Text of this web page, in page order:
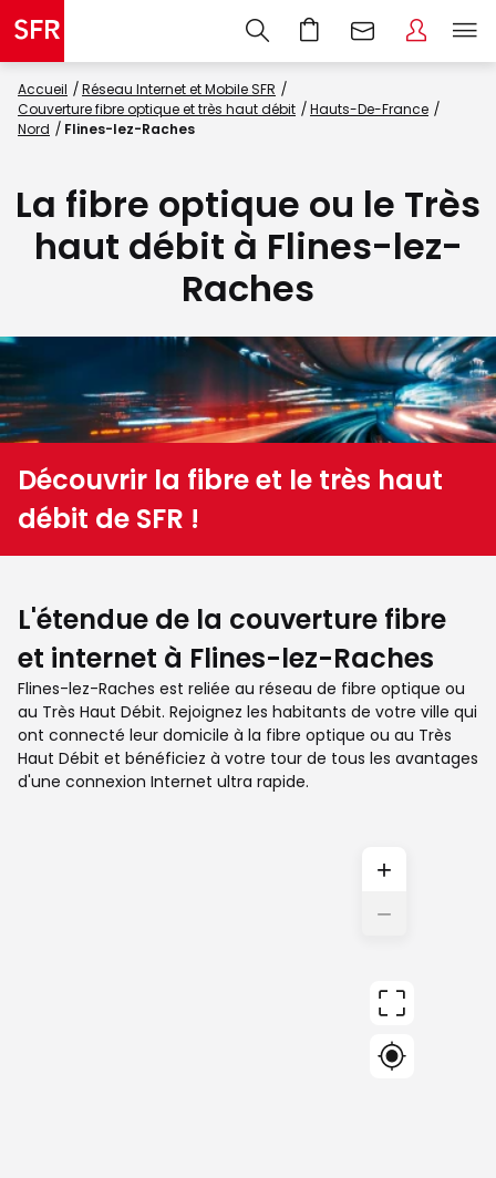
Accueil
Réseau Internet et Mobile SFR
Couverture fibre optique et très haut débit
Hauts-De-France
Nord
Flines-lez-Raches
La fibre optique ou le Très
haut débit à Flines-lez-
Raches
Découvrir la fibre et le très haut
débit de SFR !
L'étendue de la couverture fibre
et internet à Flines-lez-Raches
Flines-lez-Raches est reliée au réseau de fibre optique ou
au Très Haut Débit. Rejoignez les habitants de votre ville qui
ont connecté leur domicile à la fibre optique ou au Très
Haut Débit et bénéficiez à votre tour de tous les avantages
d'une connexion Internet ultra rapide.
+
−